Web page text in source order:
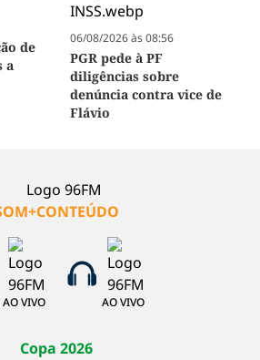
de
a
06/08/2026 às 08:56
PGR pede à PF
diligências sobre
denúncia contra vice de
Flávio
AO VIVO AO VIVO
Copa 2026